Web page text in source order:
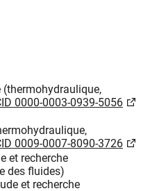
(thermohydraulique,
0000-0003-0939-5056
0009-0007-8090-3726
et recherche
des fluides)
et recherche